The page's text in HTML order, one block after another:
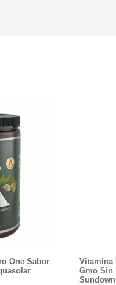
One Sabor
Vitamina
Gmo Sin
Sundown